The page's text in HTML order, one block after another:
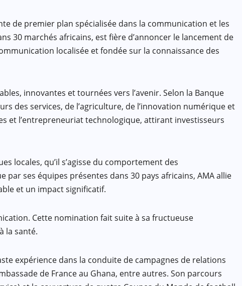
de premier plan spécialisée dans la communication et les
30 marchés africains, est fière d’annoncer le lancement de
localisée et fondée sur la connaissance des
innovantes et tournées vers l’avenir. Selon la Banque
des services, de l’agriculture, de l’innovation numérique et
et l’entrepreneuriat technologique, attirant investisseurs
locales, qu’il s’agisse du comportement des
par ses équipes présentes dans 30 pays africains, AMA allie
et un impact significatif.
Cette nomination fait suite à sa fructueuse
la santé.
expérience dans la conduite de campagnes de relations
de France au Ghana, entre autres. Son parcours